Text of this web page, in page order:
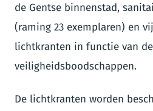
de Gentse binnenstad,
(raming 23 exemplaren) en
lichtkranten in functie van de
veiligheidsboodschappen.
De lichtkranten worden